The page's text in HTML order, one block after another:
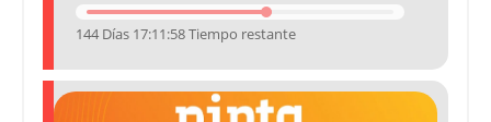
144 Días 17:11:57 Tiempo restante